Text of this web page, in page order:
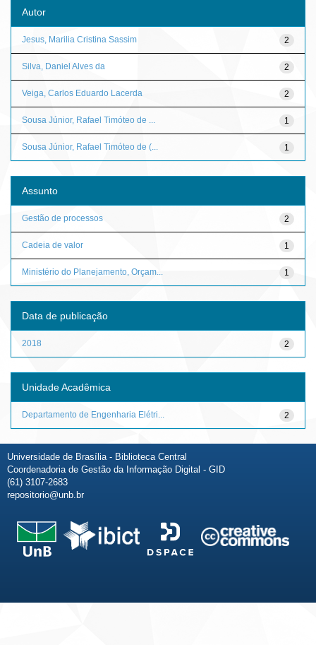
Autor
2
Jesus, Marilia Cristina Sassim
2
Silva, Daniel Alves da
2
Veiga, Carlos Eduardo Lacerda
1
Sousa Júnior, Rafael Timóteo de ...
1
Sousa Júnior, Rafael Timóteo de (...
Assunto
2
Gestão de processos
1
Cadeia de valor
1
Ministério do Planejamento, Orçam...
Data de publicação
2
2018
Unidade Acadêmica
2
Departamento de Engenharia Elétri...
Universidade de Brasília - Biblioteca Central
Coordenadoria de Gestão da Informação Digital - GID
(61) 3107-2683
repositorio@unb.br